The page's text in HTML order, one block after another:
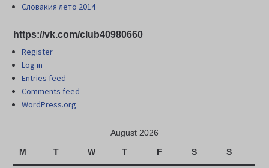
Словакия лето 2014
https://vk.com/club40980660
Register
Log in
Entries feed
Comments feed
WordPress.org
August 2026
M
T W T F S S